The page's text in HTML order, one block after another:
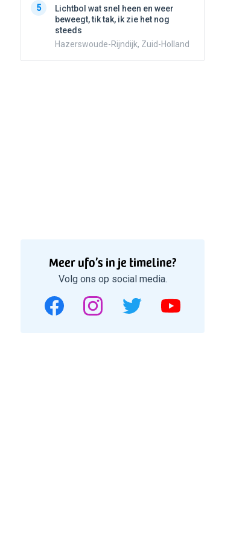
5
Lichtbol wat snel heen en weer
beweegt, tik tak, ik zie het nog
steeds
Hazerswoude-Rijndijk, Zuid-Holland
Meer ufo’s in je timeline?
Volg ons op social media.